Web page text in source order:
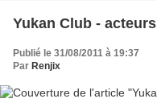
Yukan Club - acteurs
Publié le 31/08/2011 à 19:37
Par Renjix